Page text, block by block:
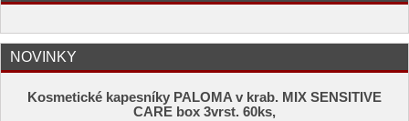
NOVINKY
Kosmetické kapesníky PALOMA v krab. MIX SENSITIVE
CARE box 3vrst. 60ks,